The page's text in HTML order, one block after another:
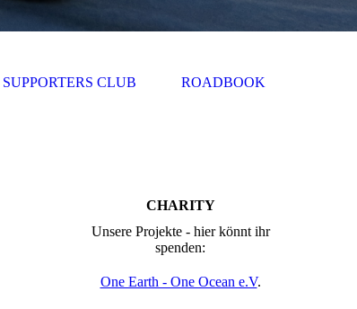
SUPPORTERS CLUB ROADBOOK
CHARITY
Unsere Projekte - hier könnt ihr
spenden:
One Earth - One Ocean e.V.